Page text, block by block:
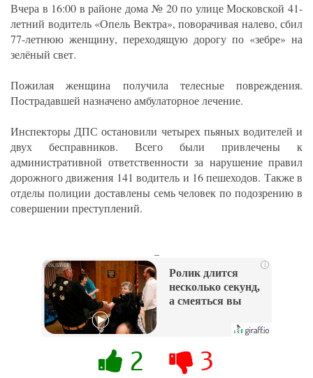
Вчера в 16:00 в районе дома № 20 по улице Московской 41-
летний водитель «Опель Вектра», поворачивая налево, сбил
77-летнюю женщину, переходящую дорогу по «зебре» на
зелёный свет.
Пожилая женщина получила телесные повреждения.
Пострадавшей назначено амбулаторное лечение.
Инспекторы ДПС остановили четырех пьяных водителей и
двух бесправников. Всего были привлечены к
административной ответственности за нарушение правил
дорожного движения 141 водитель и 16 пешеходов. Также в
отделы полиции доставлены семь человек по подозрению в
совершении преступлений.
i
Ролик длится
несколько секунд,
а смеяться вы
2 3